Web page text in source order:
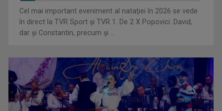
„Dansatoarea din umbră”, un thriller psihologic despre
loialitate și ...
Cel mai important eveniment al nataţiei în 2026 se vede
în direct la TVR Sport şi TVR 1. De 2 X Popovici: David,
dar şi Constantin, precum şi ...